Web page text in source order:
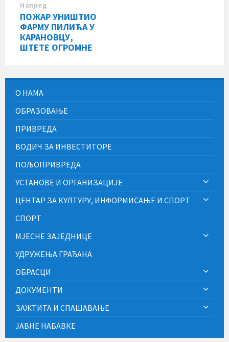
Напред
ПОЖАР УНИШТИО
ФАРМУ ПИЛИЋА У
КАРАНОВЦУ,
ШТЕТЕ ОГРОМНЕ
О НАМА
ОБРАЗОВАЊЕ
ПРИВРЕДА
ВОДИЧ ЗА ИНВЕСТИТОРЕ
ПОЉОПРИВРЕДА
УСТАНОВЕ И ОРГАНИЗАЦИЈЕ
ЦЕНТАР ЗА КУЛТУРУ, ИНФОРМИСАЊЕ И СПОРТ
СПОРТ
МЈЕСНЕ ЗАЈЕДНИЦЕ
УДРУЖЕЊА ГРАЂАНА
ОБРАСЦИ
ДОКУМЕНТИ
ЗАЖТИТА И СПАШАВАЊЕ
ЈАВНЕ НАБАВКЕ